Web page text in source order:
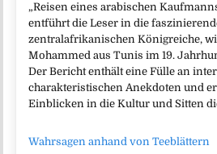
„Reisen eines arabischen
entführt die Leser in die
zentralafrikanischen Königreiche,
Mohammed aus Tunis im 19.
Der Bericht enthält eine Fülle an
charakteristischen Anekdoten und
Einblicken in die Kultur und Sitten
Wahrsagen anhand von Teeblättern